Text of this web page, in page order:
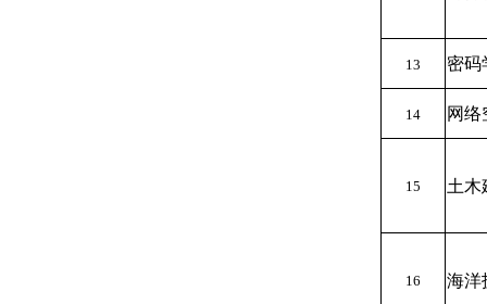
13 密码
14 网络
15 土木
16 海洋